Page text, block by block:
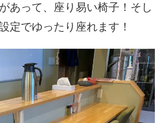
あって、座り易い椅子！そし
定でゆったり座れます！